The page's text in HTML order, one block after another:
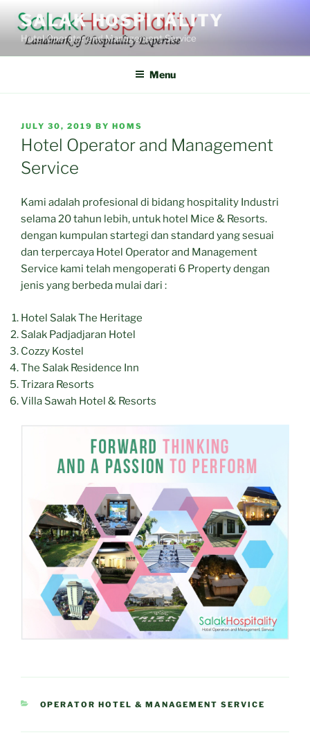
content
SALAK HOSPITALITY
Hotel Operator and Management Service
Menu
POSTED
ON
JULY 30, 2019 BY HOMS
Hotel Operator and Management
Service
Kami adalah profesional di bidang hospitality Industri
selama 20 tahun lebih, untuk hotel Mice & Resorts.
dengan kumpulan startegi dan standard yang sesuai
dan terpercaya Hotel Operator and Management
Service kami telah mengoperati 6 Property dengan
jenis yang berbeda mulai dari :
Hotel Salak The Heritage
Salak Padjadjaran Hotel
Cozzy Kostel
The Salak Residence Inn
Trizara Resorts
Villa Sawah Hotel & Resorts
CATEGORIES
OPERATOR HOTEL & MANAGEMENT SERVICE